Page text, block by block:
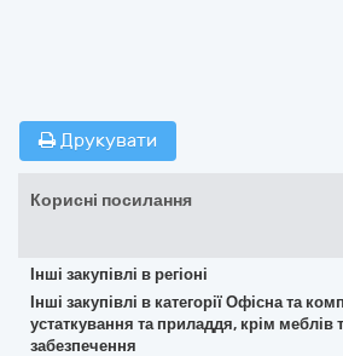
Друкувати
Корисні посилання
Інші закупівлі в регіоні
Інші закупівлі в категорії Офісна та
устаткування та приладдя, крім меблів
забезпечення